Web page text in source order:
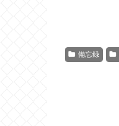
備忘録